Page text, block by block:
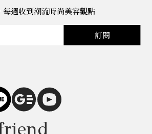
週收到潮流時尚美容觀點
訂閱